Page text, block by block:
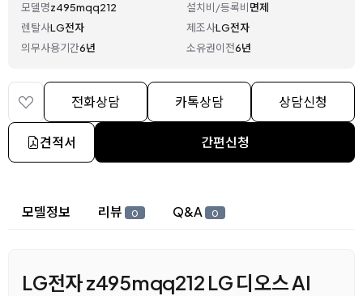
모델명z495mqq212 설치비/등록비면제
렌탈사LG전자 제조사LG전자
의무사용기간6년 소유권이전6년
전화상담 카톡상담 상담신청
견적서 간편신청
상세 정보
모델정보 리뷰 0 Q&A 0
LG전자 z495mqq212 LG 디오스 AI